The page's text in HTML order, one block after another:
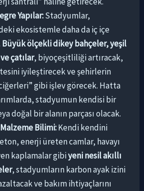
Yapılar:Stadyumlar,
ekosistemle daha da iç içe
Büyük ölçekli dikey bahçeler, yeşil
çatılar, biyoçeşitliliği artıracak,
iyileştirecek ve şehirlerin
gibi işlev görecek. Hatta
stadyumun kendisi bir
doğal bir alanın parçası olacak.
Bilimi:Kendi kendini
enerji üreten camlar, havayı
kaplamalar gibiyeni nesil akıllı
, stadyumların karbon ayak izini
ve bakım ihtiyaçlarını